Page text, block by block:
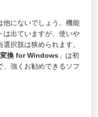
他にないでしょう。機能
は出ていますが、使いや
択肢は狭められます。
換 for Windows 」は初
、強くお勧めできるソフ